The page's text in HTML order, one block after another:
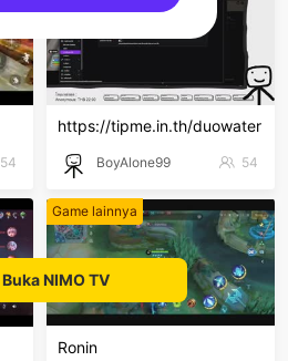
54
https://tipme.in.th/duowater
BoyAlone99 54
Game lainnya
Ronin
Buka NIMO TV